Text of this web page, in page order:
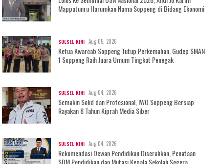
Mappatunru Harumkan Nama Soppeng di Bidang Ekonomi
SULSEL KINI Aug 05, 2026
Ketua Kwarcab Soppeng Tutup Perkemahan, Gudep SMAN
1 Soppeng Raih Juara Umum Tingkat Penegak
SULSEL KINI Aug 04, 2026
Semakin Solid dan Profesional, IWO Soppeng Bersiap
Rayakan 8 Tahun Kiprah Media Siber
SULSEL KINI Aug 04, 2026
Rekomendasi Dewan Pendidikan Diserahkan, Penataan
SDM Pendidikan dan Mutasi Kepala Sekolah Segera